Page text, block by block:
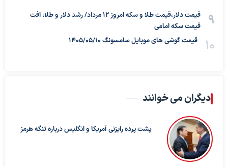
قیمت دلار،قیمت طلا و سکه امروز ۱۲ مرداد/ رشد دلار و طلا، افت
قیمت سکه امامی
قیمت گوشی های موبایل سامسونگ 1405/05/10
دیگران می خوانند
پشت پرده رایزنی آمریکا و انگلیس درباره تنگه هرمز